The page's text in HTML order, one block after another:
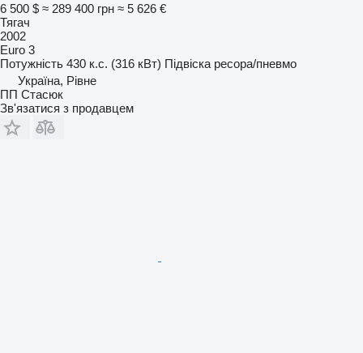
6 500 $ ≈ 289 400 грн ≈ 5 626 €
Тягач
2002
Euro 3
Потужність 430 к.с. (316 кВт) Підвіска ресора/пневмо
Україна, Рівне
ПП Стасюк
Зв'язатися з продавцем